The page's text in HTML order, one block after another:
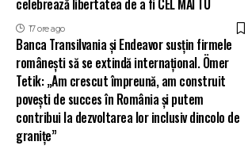
celebrează libertatea de a fi CEL MAI TU
17 ore ago
Banca Transilvania și Endeavor susțin firmele
românești să se extindă internațional. Ömer
Tetik: „Am crescut împreună, am construit
povești de succes în România și putem
contribui la dezvoltarea lor inclusiv dincolo de
granițe”